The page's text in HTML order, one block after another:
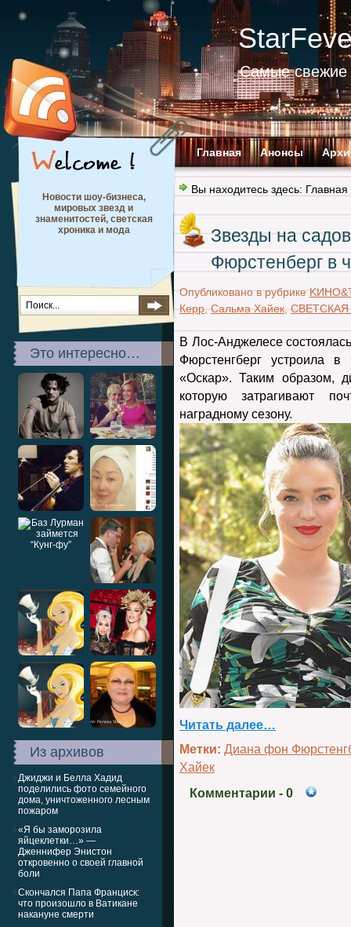
Самые свежие
Главная Анонсы
Новости шоу-бизнеса,
мировых звезд и
знаменитостей, светская
хроника и мода
Это интересно…
Из архивов
Джиджи и Белла Хадид
поделились фото семейного
дома, уничтоженного лесным
пожаром
«Я бы заморозила
яйцеклетки…» —
Дженнифер Энистон
откровенно о своей главной
боли
Скончался Папа Франциск:
что произошло в Ватикане
накануне смерти
Вы находитесь здесь: Главная
Звезды на
Фюрстенберг в
Опубликовано в рубрике
Керр Сальма Хайек
В Лос-Анджелесе
Фюрстенгберг устроила
«Оскар». Таким образом,
которую затрагивают
наградному сезону.
Читать далее…
Метки: Диана фон
Хайек
Комментарии - 0